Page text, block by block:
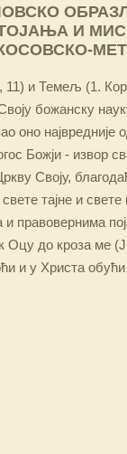
И
11) и Темељ (1.
божанску
оно
Божји - извор
Своју,
тајне и свете
правовернима
Оцу до кроза ме
и у Христа